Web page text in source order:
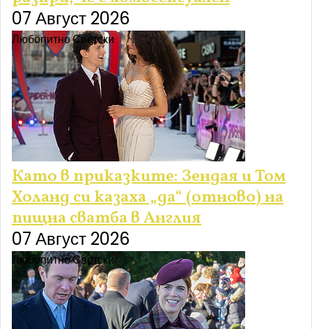
07 Август 2026
ЛюбопитноСветски
Като в приказките: Зендая и Том
Холанд си казаха „да“ (отново) на
пищна сватба в Англия
07 Август 2026
ЛюбопитноСветски